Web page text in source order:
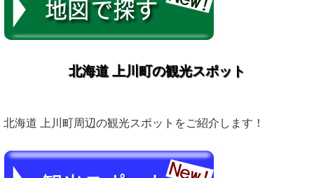
北海道 上川町の観光スポット
北海道 上川町周辺の観光スポットをご紹介します！